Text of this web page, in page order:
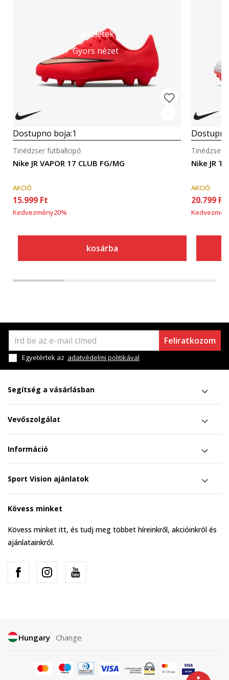
Részletek
Gyors nézet
Dostupno boja:1
Nike JR VAPOR 17 CLUB FG/MG
Tinédzser futballcipő
AKCIÓ
15.999 Ft
Kedvezmény20%
kosárba
Nike JR
Tinédzser
AKCIÓ
20.799 Ft
Feliratkozom
Egyetértek az adatvédelmi politikával
Segítség a vásárlásban
Vevőszolgálat
Információ
Sport Vision ajánlatok
Kövess minket
Kövess minket itt, és tudj meg többet híreinkről, akcióinkról és
ajánlatainkról.
Hungary Change